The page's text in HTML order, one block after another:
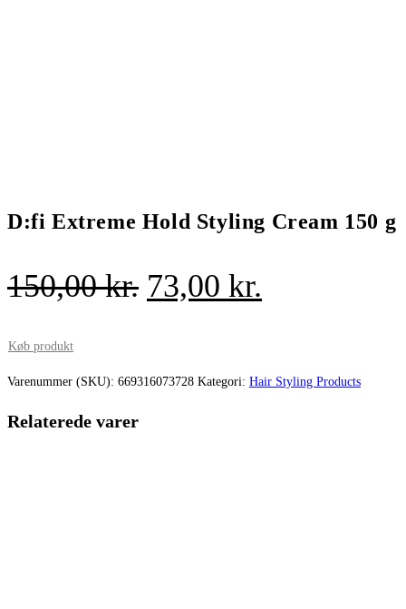
D:fi Extreme Hold Styling Cream 150 g
150,00kr. Den
var:
73,00 kr.
er:
Køb produkt
Varenummer (SKU): 669316073728 Kategori: Hair Styling Products
Relaterede varer